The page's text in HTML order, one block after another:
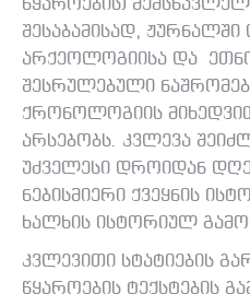
წყაროების)
შესაბამისად,
არქეოლოგიისა და
შესრულებული
ქრონოლოგიის
არსებობს. კვლევა
უძველესი დროიდან
ნებისმიერი ქვეყნის
ხალხის ისტორიულ
კვლევითი სტატიების
წყაროების ტექსტების